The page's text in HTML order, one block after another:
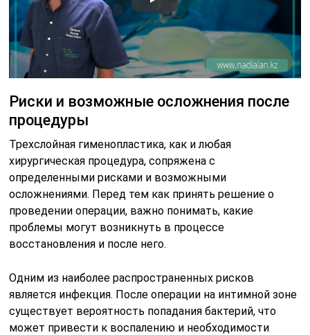
Риски и возможные осложнения после
процедуры
Трехслойная гименопластика, как и любая
хирургическая процедура, сопряжена с
определенными рисками и возможными
осложнениями. Перед тем как принять решение о
проведении операции, важно понимать, какие
проблемы могут возникнуть в процессе
восстановления и после него.
Одним из наиболее распространенных рисков
является инфекция. После операции на интимной зоне
существует вероятность попадания бактерий, что
может привести к воспалению и необходимости